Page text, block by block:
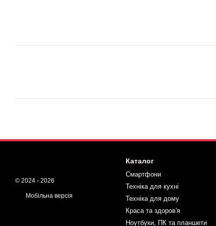
© 2024 - 2026
Мобільна версія
Каталог
Смартфони
Техніка для кухні
Техніка для дому
Краса та здоров'я
Ноутбуки, ПК та планшети